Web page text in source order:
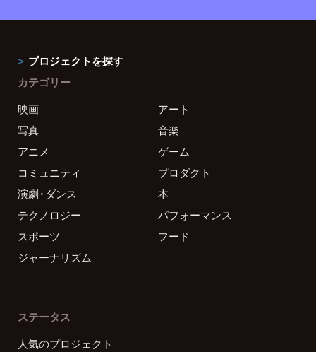
プロジェクトを探す
カテゴリー
映画
アート
写真
音楽
アニメ
ゲーム
コミュニティ
プロダクト
演劇・ダンス
本
テクノロジー
パフォーマンス
スポーツ
フード
ジャーナリズム
ステータス
人気のプロジェクト